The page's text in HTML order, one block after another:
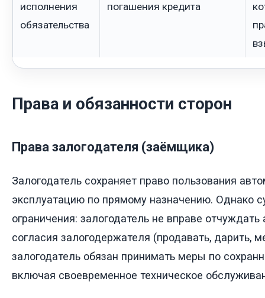
исполнения
обязательства
погашения кредита
Права и обязанности сторон
Права залогодателя (заёмщика)
Залогодатель сохраняет право пользования
эксплуатацию по прямому назначению. Однако
ограничения: залогодатель не вправе
согласия залогодержателя (продавать, дарить,
залогодатель обязан принимать меры по
включая своевременное техническое